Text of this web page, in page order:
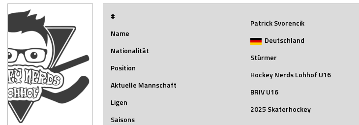
#
Name
Patrick Svorencik
Nationalität
Deutschland
Position
Stürmer
Aktuelle Mannschaft
Hockey Nerds Lohhof U16
Ligen
BRIV U16
Saisons
2025 Skaterhockey